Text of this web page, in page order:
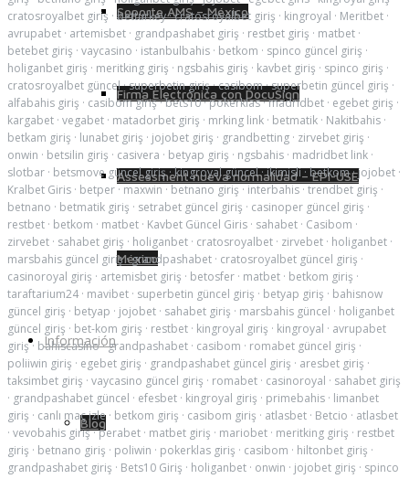
Soporte AMS – México
Firma Electrónica con DocuSign
Assessment nueva normalidad – EPI-USE
México
Información
Blog
cratosroyalbet giriş · betturkey·cratosroyalbet giriş · kingroyal · Meritbet ·
avrupabet · artemisbet · grandpashabet giriş · restbet giriş · matbet ·
betebet giriş · vaycasino · istanbulbahis · betkom · spinco güncel giriş ·
holiganbet giriş · meritking giriş · ngsbahis giriş · kavbet giriş · spinco giriş ·
cratosroyalbet güncel·superbetin giriş·casibom·superbetin güncel giriş ·
alfabahis giriş · casibom giriş·bets10·pokerklas·madridbet · egebet giriş ·
kargabet · vegabet · matadorbet giriş · mrking link · betmatik · Nakitbahis ·
betkam giriş · lunabet giriş · jojobet giriş · grandbetting · zirvebet giriş ·
onwin · betsilin giriş · casivera · betyap giriş · ngsbahis · madridbet link ·
slotbar · betsmove güncel giriş·kingroyal güncel·ikimisli·betkom·jojobet ·
Kralbet Giris · betper · maxwin · betnano giriş · interbahis · trendbet giriş ·
betnano · betmatik giriş · setrabet güncel giriş · casinoper güncel giriş ·
restbet · betkom · matbet · Kavbet Güncel Giris · sahabet · Casibom ·
zirvebet · sahabet giriş · holiganbet · cratosroyalbet · zirvebet · holiganbet ·
marsbahis güncel giriş·grandpashabet · cratosroyalbet güncel giriş ·
casinoroyal giriş · artemisbet giriş · betosfer · matbet · betkom giriş ·
taraftarium24 · mavibet · superbetin güncel giriş · betyap giriş · bahisnow
güncel giriş · betyap · jojobet · sahabet giriş · marsbahis güncel · holiganbet
güncel giriş · bet-kom giriş · restbet · kingroyal giriş · kingroyal · avrupabet
giriş· bahiscasino·grandpashabet · casibom · romabet güncel giriş ·
poliiwin giriş · egebet giriş · grandpashabet güncel giriş · aresbet giriş ·
taksimbet giriş · vaycasino güncel giriş · romabet · casinoroyal · sahabet giriş
· grandpashabet güncel · efesbet · kingroyal giriş · primebahis · limanbet
giriş · canlı maç izle · betkom giriş · casibom giriş · atlasbet · Betcio · atlasbet
· vevobahis giriş·perabet · matbet giriş · mariobet · meritking giriş · restbet
giriş · betnano giriş · poliwin · pokerklas giriş · casibom · hiltonbet giriş ·
grandpashabet giriş · Bets10 Giriş · holiganbet · onwin · jojobet giriş · spinco